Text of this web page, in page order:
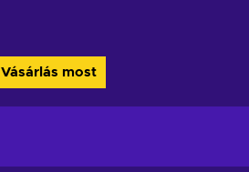
Vásárlás most